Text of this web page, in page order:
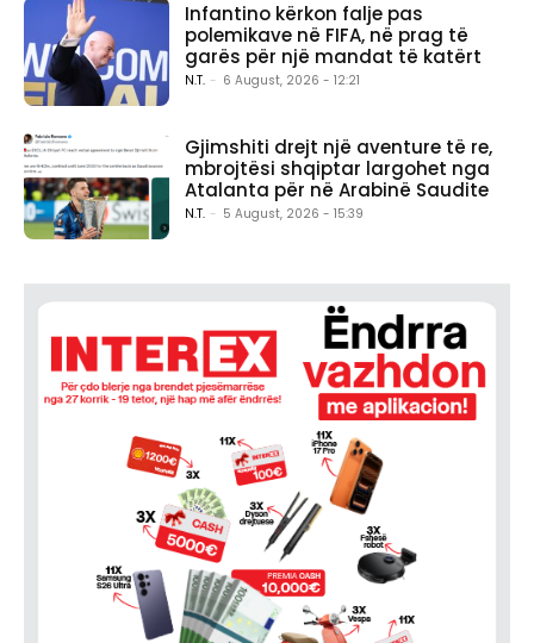
Infantino kërkon falje pas
polemikave në FIFA, në prag të
garës për një mandat të katërt
N.T. - 6 August, 2026 - 12:21
Gjimshiti drejt një aventure të re,
mbrojtësi shqiptar largohet nga
Atalanta për në Arabinë Saudite
N.T. - 5 August, 2026 - 15:39